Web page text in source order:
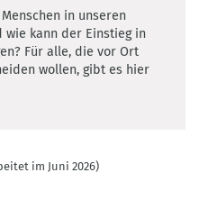
in unseren
wie kann der Einstieg in
Für alle, die vor Ort
wollen, gibt es hier
im Juni 2026)